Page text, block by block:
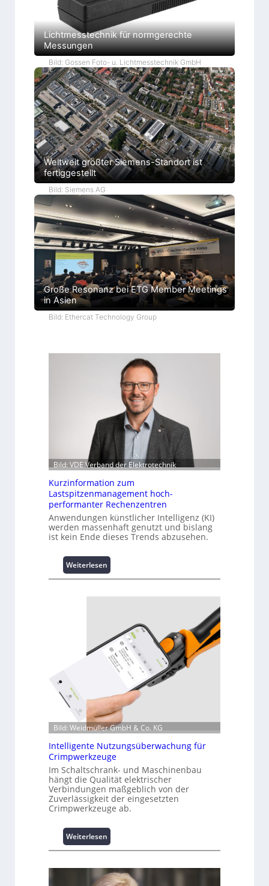
Lichtmesstechnik für normgerechte
Messungen
Bild: Gossen Foto- u. Lichtmesstechnik GmbH
Weltweit größter Siemens-Standort ist
fertiggestellt
Bild: Siemens AG
Große Resonanz bei ETG Member Meetings
in Asien
Bild: Ethercat Technology Group
Bild: VDE Verband der Elektrotechnik
Kurzinformation zum
Lastspitzenmanagement hoch-
performanter Rechenzentren
Anwendungen künstlicher Intelligenz (KI)
werden massenhaft genutzt und bislang
ist kein Ende dieses Trends abzusehen.
Weiterlesen
K
r
f
o
t
i
o
n
z
u
m
L
a
s
t
s
i
z
Bild: Weidmüller GmbH & Co. KG
Intelligente Nutzungsüberwachung für
Crimpwerkzeuge
Im Schaltschrank- und Maschinenbau
hängt die Qualität elektrischer
Verbindungen maßgeblich von der
Zuverlässigkeit der eingesetzten
Crimpwerkzeuge ab.
Weiterlesen
I
t
e